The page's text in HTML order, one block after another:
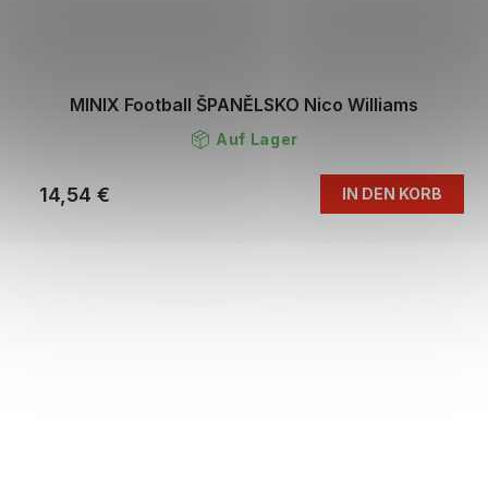
MINIX Football ŠPANĚLSKO Nico Williams
Auf Lager
14,54 € IN DEN KORB